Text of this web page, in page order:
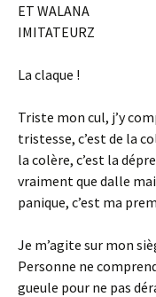
ET WALANA
IMITATEURZ
La claque !
Triste mon cul, j’y
tristesse, c’est de la
la colère, c’est la
vraiment que dalle
panique, c’est ma
Je m’agite sur mon
Personne ne
gueule pour ne pas